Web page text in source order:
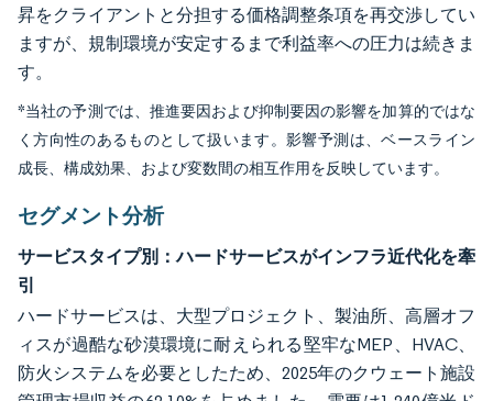
昇をクライアントと分担する価格調整条項を再交渉してい
ますが、規制環境が安定するまで利益率への圧力は続きま
す。
*当社の予測では、推進要因および抑制要因の影響を加算的ではな
く方向性のあるものとして扱います。影響予測は、ベースライン
成長、構成効果、および変数間の相互作用を反映しています。
セグメント分析
サービスタイプ別：ハードサービスがインフラ近代化を牽
引
ハードサービスは、大型プロジェクト、製油所、高層オフ
ィスが過酷な砂漠環境に耐えられる堅牢なMEP、HVAC、
防火システムを必要としたため、2025年のクウェート施設